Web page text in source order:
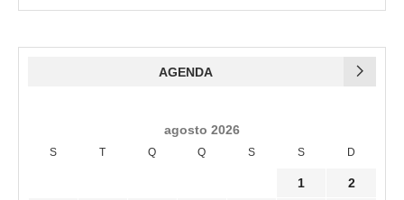
AGENDA
agosto 2026
S T Q Q S S D
1 2